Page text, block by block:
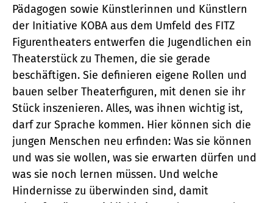
Pädagogen sowie Künstlerinnen und Künstlern
der Initiative KOBA aus dem Umfeld des FITZ
Figurentheaters entwerfen die Jugendlichen ein
Theaterstück zu Themen, die sie gerade
beschäftigen. Sie definieren eigene Rollen und
bauen selber Theaterfiguren, mit denen sie ihr
Stück inszenieren. Alles, was ihnen wichtig ist,
darf zur Sprache kommen. Hier können sich die
jungen Menschen neu erfinden: Was sie können
und was sie wollen, was sie erwarten dürfen und
was sie noch lernen müssen. Und welche
Hindernisse zu überwinden sind, damit